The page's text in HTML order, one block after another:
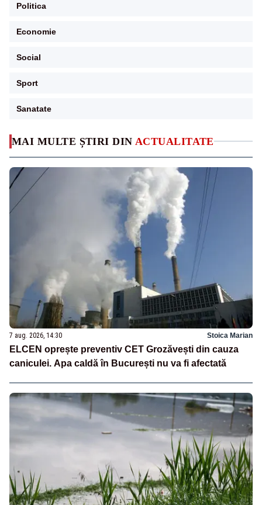
MAI MULTE ȘTIRI DIN ACTUALITATE
7 aug. 2026, 14:30 Stoica Marian
ELCEN oprește preventiv CET Grozăvești din cauza
caniculei. Apa caldă în București nu va fi afectată
Politica
Economie
Social
Sport
Sanatate